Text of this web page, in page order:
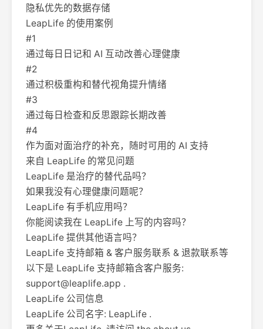
隐私优先的数据存储
LeapLife 的使用案例
#1
通过每日日记和 AI 互动改善心理健康
#2
通过积极重构和替代视角提升情绪
#3
通过每日检查和反思跟踪长期改善
#4
作为面对面治疗的补充，随时可用的 AI 支持
来自 LeapLife 的常见问题
LeapLife 是治疗的替代品吗？
如果我没有心理健康问题呢？
LeapLife 有手机应用吗？
你能阅读我在 LeapLife 上写的内容吗？
LeapLife 提供其他语言吗？
LeapLife 支持邮箱 & 客户服务联系 & 退款联系等
以下是 LeapLife 支持邮箱含客户服务:
support@leaplife.app .
LeapLife 公司信息
LeapLife 公司名字: LeapLife .